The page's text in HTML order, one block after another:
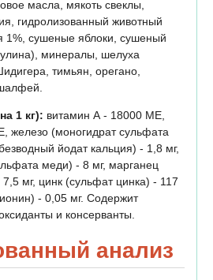
масла, мякоть свеклы,
гидролизованный животный
1%, сушеные яблоки, сушеный
минералы, шелуха
тимьян, орегано,
1 кг): витамин А - 18000 МЕ,
железо (моногидрат сульфата
йодат кальция) - 1,8 мг,
меди) - 8 мг, марганец
мг, цинк (сульфат цинка) - 117
- 0,05 мг. Содержит
и консерванты.
анализ